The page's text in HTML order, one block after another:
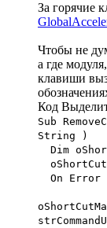
За горячие
Чтобы не
а где
клавиши
Код
Sub
String )
Dim
On Error